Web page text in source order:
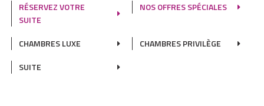
RÉSERVEZ VOTRE
SUITE
NOS OFFRES SPÉCIALES
CHAMBRES LUXE
CHAMBRES PRIVILÈGE
SUITE